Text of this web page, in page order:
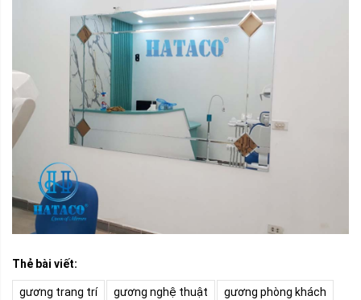
Thẻ bài viết:
gương trang trí gương nghệ thuật gương phòng khách